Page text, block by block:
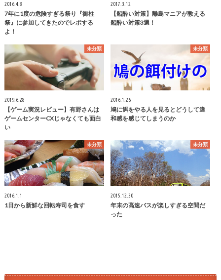
2016.4.8
7年に1度の危険すぎる祭り『御柱
祭』に参加してきたのでレポする
よ！
2017.3.12
【船酔い対策】離島マニアが教える
船酔い対策3選！
未分類
2019.6.28
【ゲーム実況レビュー】有野さんは
ゲームセンターCXじゃなくても面白
い
未分類
2016.1.26
鳩に餌をやる人を見るとどうして違
和感を感じてしまうのか
未分類
2016.1.1
1日から新鮮な回転寿司を食す
未分類
2015.12.30
年末の高速バスが楽しすぎる空間だ
った